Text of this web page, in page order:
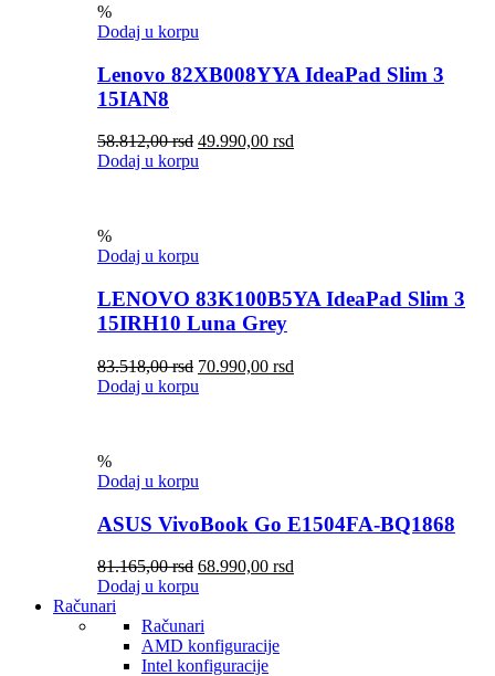
%
Dodaj u korpu
Lenovo 82XB008YYA IdeaPad Slim 3
15IAN8
58.812,00rsd 49.990,00 rsd
Dodaj u korpu
%
Dodaj u korpu
LENOVO 83K100B5YA IdeaPad Slim 3
15IRH10 Luna Grey
83.518,00rsd 70.990,00 rsd
Dodaj u korpu
%
Dodaj u korpu
ASUS VivoBook Go E1504FA-BQ1868
81.165,00rsd 68.990,00 rsd
Dodaj u korpu
Računari
Računari
AMD konfiguracije
Intel konfiguracije